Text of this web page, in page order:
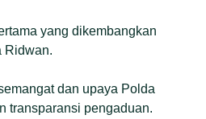
yang dikembangkan
Ridwan.
dan upaya Polda
transparansi pengaduan.